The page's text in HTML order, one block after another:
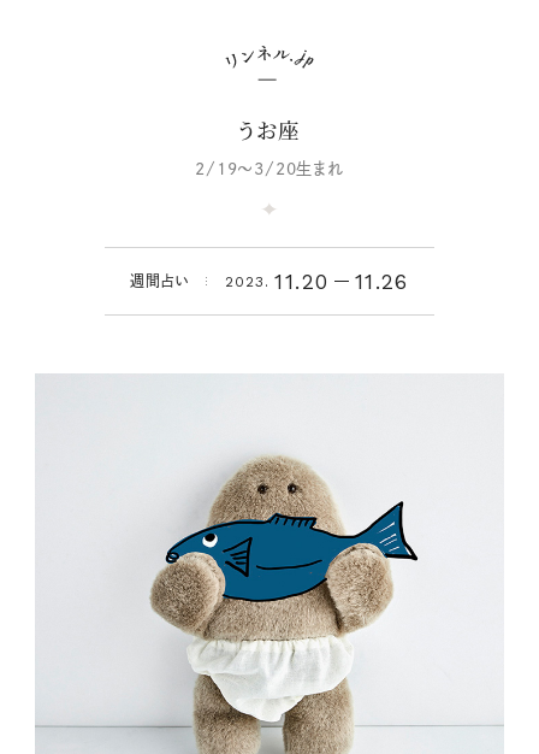
うお座
2/19～3/20生まれ
週間占い 2023. 11.20 11.26